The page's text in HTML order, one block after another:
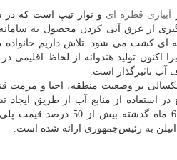
آبیاری قطره ای
از غرق آبی کردن محصول به سامانه
کشت می شود. تلاش داریم خانواده
اکنون تولید هندوانه از لحاظ اقلیمی
تاثیرگذار است.
بر وضعیت منطقه، احیا و مرمت
استفاده از منابع آب از طریق ایجاد
خدمات سازمان جهاد کشاورزی در مقابله با معضل